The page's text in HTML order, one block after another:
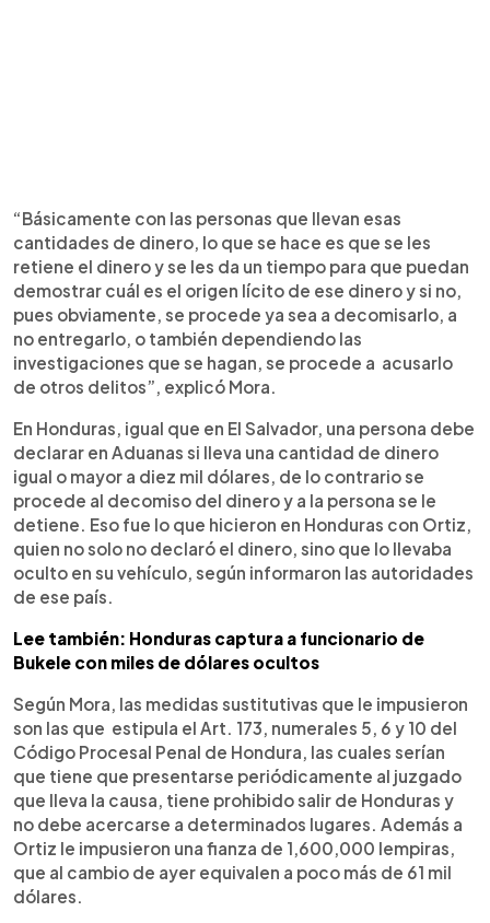
“Básicamente con las personas que llevan esas
cantidades de dinero, lo que se hace es que se les
retiene el dinero y se les da un tiempo para que puedan
demostrar cuál es el origen lícito de ese dinero y si no,
pues obviamente, se procede ya sea a decomisarlo, a
no entregarlo, o también dependiendo las
investigaciones que se hagan, se procede a acusarlo
de otros delitos”, explicó Mora.
En Honduras, igual que en El Salvador, una persona debe
declarar en Aduanas si lleva una cantidad de dinero
igual o mayor a diez mil dólares, de lo contrario se
procede al decomiso del dinero y a la persona se le
detiene. Eso fue lo que hicieron en Honduras con Ortiz,
quien no solo no declaró el dinero, sino que lo llevaba
oculto en su vehículo, según informaron las autoridades
de ese país.
Lee también: Honduras captura a funcionario de
Bukele con miles de dólares ocultos
Según Mora, las medidas sustitutivas que le impusieron
son las que estipula el Art. 173, numerales 5, 6 y 10 del
Código Procesal Penal de Hondura, las cuales serían
que tiene que presentarse periódicamente al juzgado
que lleva la causa, tiene prohibido salir de Honduras y
no debe acercarse a determinados lugares. Además a
Ortiz le impusieron una fianza de 1,600,000 lempiras,
que al cambio de ayer equivalen a poco más de 61 mil
dólares.